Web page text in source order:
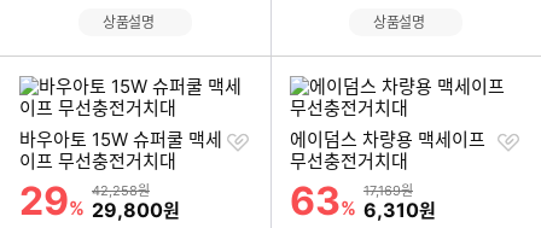
상품설명 상품설명
바우아토 15W 슈퍼쿨 맥세
이프 무선충전거치대
할인률
29%
상품금액
42,258원
할인금액
29,800원
찜
에이덤스 차량용 맥세이프
무선충전거치대
할인률
63%
상품금액
17,169원
할인금액
6,310원
찜